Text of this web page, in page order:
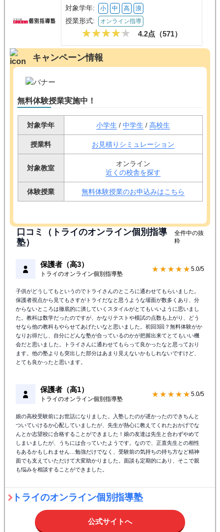
対象学年: 小 中 高 浪
授業形式: オンライン指導
4.2点（571）
キャンペーン情報
無料体験授業実施中！
対象学年 小学生 / 中学生 / 高校生
授業料 お見積りシミュレーション
対象教室
オンライン
近くの校舎を探す
体験授業 無料体験授業のお申込みはこちら
口コミ（トライのオンライン個別指導
塾）
全件中の抜
粋
保護者（高3）
トライのオンライン個別指導塾
★★★★★ 5.0/5
子供がどうしてもというのでトライさんのところに通わせてもらいました。
保護者視点から見てもさすがトライだなと思うような場面が数多くあり、分
からないところは徹底的に潰していくスタイルがとてもいいように思いまし
た。教科は数学だったのですが、かなりテストや模試の点数も上がり、どう
せなら他の教科もやらせてあげたいなと思いました。初回3回？無料体験がか
なりお得だし、自分にどんな塾が合っているのかが把握出来てとてもいい機
会だと思いました。トライさんに通わせてもらって良かったなと思っており
ます。他の塾よりも突出した部分はあまり見えないかもしれないですけど、
とても良かったと思います。
保護者（高1）
トライのオンライン個別指導塾
★★★★★ 5.0/5
娘の高校受験前にお世話になりました。入塾したのが遅かったのできちんと
ついていけるか心配していましたが、先生が熱心に教えてくれたおかげでな
んとか志望校に合格することができました！娘の友達は先生と合わずやめて
しまいましたが、うちには合っていたようです。なので、正直先生との相性
もあるかもしれません…勉強だけでなく、受験前の気持ちの持ち方など精神
面でも支えていただけて大変助かりました。面談も定期的にあり、そこで親
も悩みを相談することができました。
トライのオンライン個別指導塾
公式サイトへ